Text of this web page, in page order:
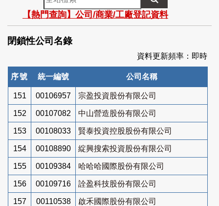
站
檢
索
【熱門查詢】公司/商業/工廠登記資料
閉鎖性公司名錄
資料更新頻率：即時
序號 統一編號 公司名稱
151 00106957 宗盈投資股份有限公司
152 00107082 中山營造股份有限公司
153 00108033 賢泰投資控股股份有限公司
154 00108890 綻興搜索投資股份有限公司
155 00109384 哈哈哈國際股份有限公司
156 00109716 詮盈科技股份有限公司
157 00110538 啟禾國際股份有限公司